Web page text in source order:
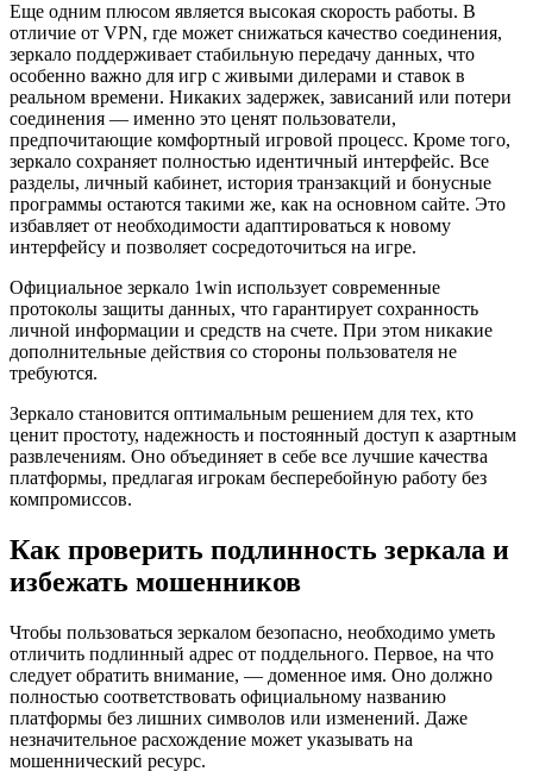
Еще одним плюсом является высокая скорость работы. В
отличие от VPN, где может снижаться качество соединения,
зеркало поддерживает стабильную передачу данных, что
особенно важно для игр с живыми дилерами и ставок в
реальном времени. Никаких задержек, зависаний или потери
соединения — именно это ценят пользователи,
предпочитающие комфортный игровой процесс. Кроме того,
зеркало сохраняет полностью идентичный интерфейс. Все
разделы, личный кабинет, история транзакций и бонусные
программы остаются такими же, как на основном сайте. Это
избавляет от необходимости адаптироваться к новому
интерфейсу и позволяет сосредоточиться на игре.
Официальное зеркало 1win использует современные
протоколы защиты данных, что гарантирует сохранность
личной информации и средств на счете. При этом никакие
дополнительные действия со стороны пользователя не
требуются.
Зеркало становится оптимальным решением для тех, кто
ценит простоту, надежность и постоянный доступ к азартным
развлечениям. Оно объединяет в себе все лучшие качества
платформы, предлагая игрокам бесперебойную работу без
компромиссов.
Как проверить подлинность зеркала и
избежать мошенников
Чтобы пользоваться зеркалом безопасно, необходимо уметь
отличить подлинный адрес от поддельного. Первое, на что
следует обратить внимание, — доменное имя. Оно должно
полностью соответствовать официальному названию
платформы без лишних символов или изменений. Даже
незначительное расхождение может указывать на
мошеннический ресурс.